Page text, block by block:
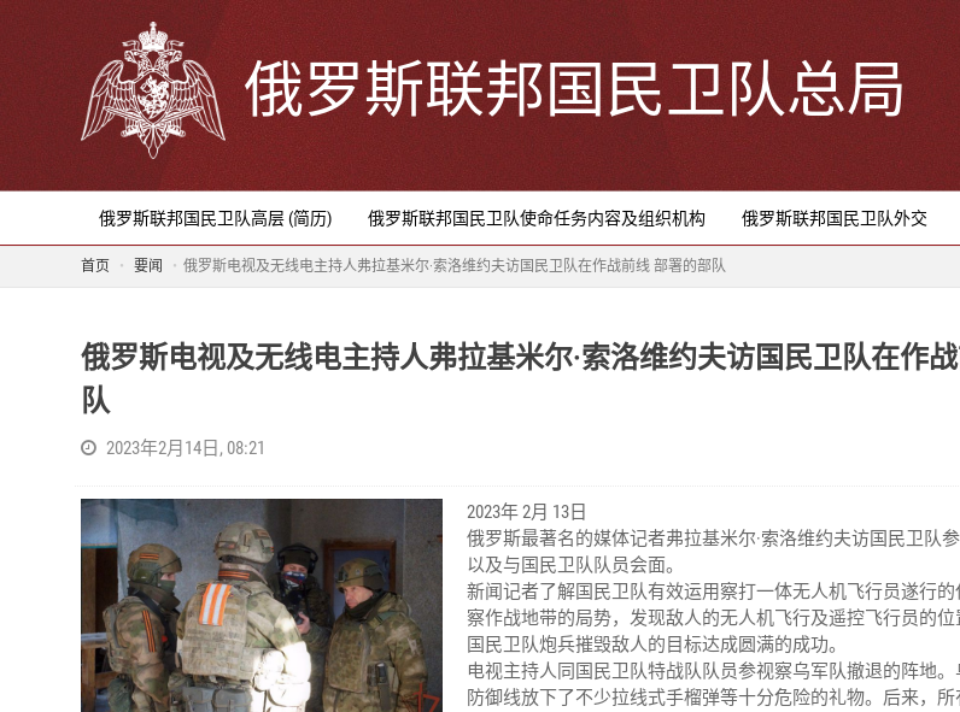
俄罗斯联邦国民卫队总局
俄罗斯联邦国民卫队高层 (简历) 俄罗斯联邦国民卫队使命任务内容及组织机构 俄罗斯联邦国民卫队外交
首页 要闻 俄罗斯电视及无线电主持人弗拉基米尔·索洛维约夫访国民卫队在作战前线 部署的部队
俄罗斯电视及无线电主持人弗拉基米尔·索洛维约夫访国民卫队在作
队
2023年2月14日, 08:21
2023年 2月 13日
俄罗斯最著名的媒体记者弗拉基米尔·索洛维约夫访国民卫队
以及与国民卫队队员会面。
新闻记者了解国民卫队有效运用察打一体无人机飞行员遂行
察作战地带的局势，发现敌人的无人机飞行及遥控飞行员的位
国民卫队炮兵摧毁敌人的目标达成圆满的成功。
电视主持人同国民卫队特战队队员参视察乌军队撤退的阵地
防御线放下了不少拉线式手榴弹等十分危险的礼物。后来，